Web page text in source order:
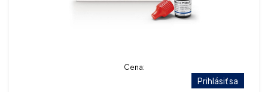
Cena:
Prihlásiť sa